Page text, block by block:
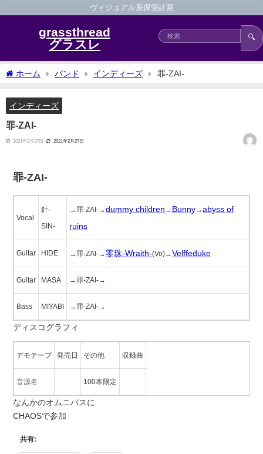
ヴィジュアル系保管計画
grassthread
グラスレ
🔍
ホーム バンド インディーズ 罪-ZAI-
インディーズ
罪-ZAI-
2021年2月27日 2021年2月27日
罪-ZAI-
Vocal
針-
SIN-
→罪-ZAI-→dummy children → Bunny→abyss of
ruins
Guitar HIDE →罪-ZAI-→零珠-Wraith-(Vo)→Velffeduke
Guitar MASA →罪-ZAI-→
Bass MIYABI →罪-ZAI-→
ディスコグラフィ
デモテープ 発売日 その他 収録曲
音源名 100本限定
なんかのオムニバスに
CHAOSで参加
共有: